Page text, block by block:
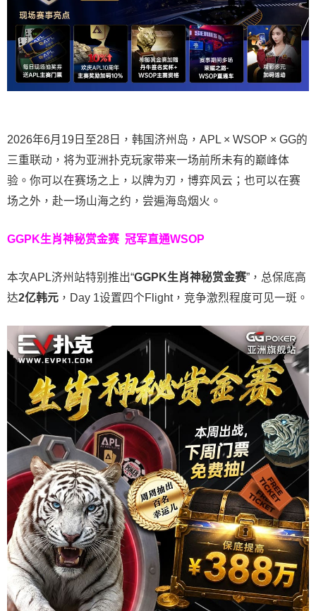
2026年6月19日至28日，韩国济州岛，APL × WSOP × GG的
三重联动，将为亚洲扑克玩家带来一场前所未有的巅峰体
验。 你可以在赛场之上，以牌为刃，博弈风云；也可以在赛
场之外，赴一场山海之约，尝遍海岛烟火。
GGPK生肖神秘赏金赛 冠军直通WSOP
本次APL济州站特别推出“GGPK生肖神秘赏金赛”，总保底高
达2亿韩元 ，Day 1设置四个Flight，竞争激烈程度可见一斑。